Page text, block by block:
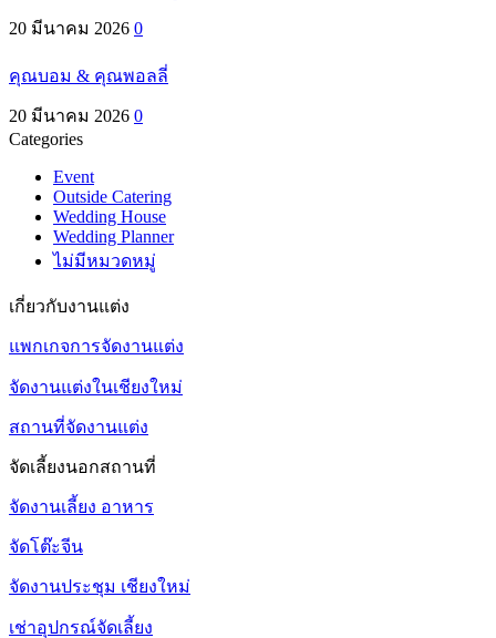
20 มีนาคม 2026 0
คุณบอม & คุณพอลลี่
20 มีนาคม 2026 0
Categories
Event
Outside Catering
Wedding House
Wedding Planner
ไม่มีหมวดหมู่
เกี่ยวกับงานแต่ง
แพกเกจการจัดงานแต่ง
จัดงานแต่งในเชียงใหม่
สถานที่จัดงานแต่ง
จัดเลี้ยงนอกสถานที่
จัดงานเลี้ยง อาหาร
จัดโต๊ะจีน
จัดงานประชุม เชียงใหม่
เช่าอุปกรณ์จัดเลี้ยง